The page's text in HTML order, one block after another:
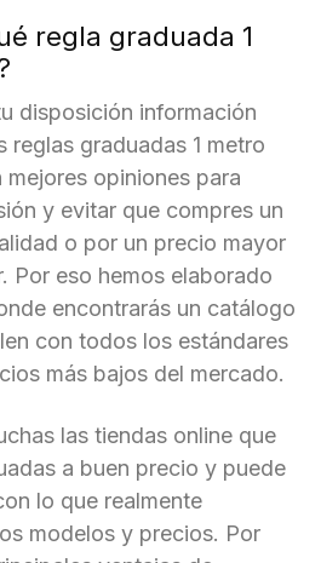
regla graduada 1
disposición información
reglas graduadas 1 metro
opiniones para
y evitar que compres un
o por un precio mayor
Por eso hemos elaborado
encontrarás un catálogo
con todos los estándares
más bajos del mercado.
las tiendas online que
a buen precio y puede
lo que realmente
modelos y precios. Por